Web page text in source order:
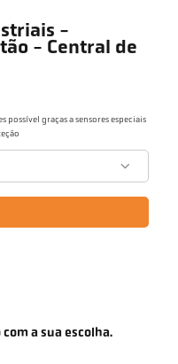
-
- Central de
possível graças a sensores especiais
a sua escolha.